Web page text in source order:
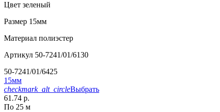
Цвет зеленый
Размер 15мм
Материал полиэстер
Артикул 50-7241/01/6130
50-7241/01/6425
15мм
checkmark_alt_circleВыбрать
61.74 р.
По 25 м